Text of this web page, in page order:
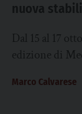
nuova
Dal 15 al 17
edizione di
Marco Calvarese